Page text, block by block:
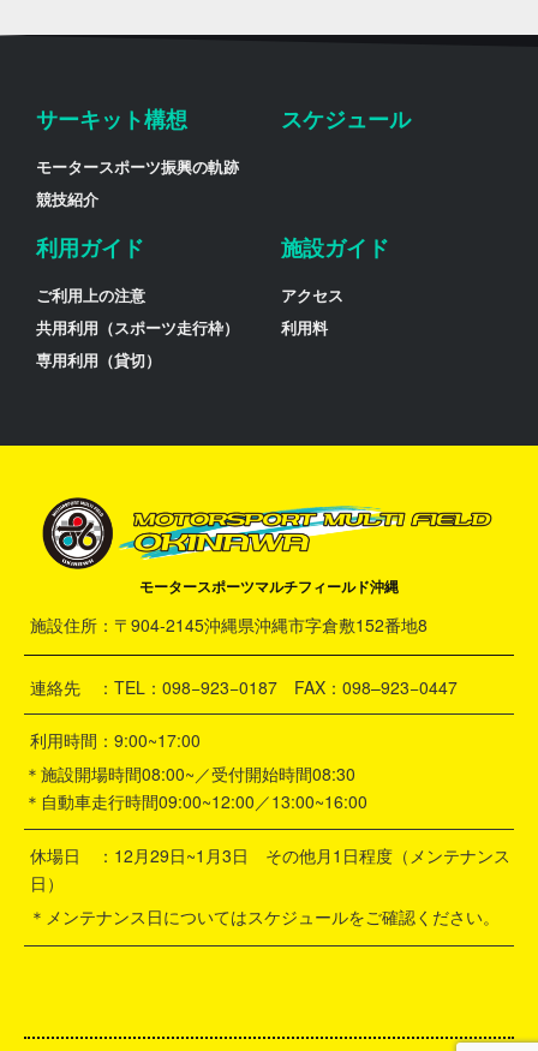
サーキット構想
モータースポーツ振興の軌跡
競技紹介
スケジュール
利用ガイド
ご利用上の注意
共用利用（スポーツ走行枠）
専用利用（貸切）
施設ガイド
アクセス
利用料
モータースポーツマルチフィールド沖縄
施設住所：〒904-2145沖縄県沖縄市字倉敷152番地8
連絡先 ：TEL：098−923−0187 FAX：098–923−0447
利用時間：9:00~17:00
＊施設開場時間08:00~／受付開始時間08:30
＊自動車走行時間09:00~12:00／13:00~16:00
休場日 ：12月29日~1月3日 その他月1日程度（メンテナンス
日）
＊メンテナンス日についてはスケジュールをご確認ください。